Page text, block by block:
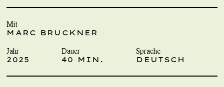
Mit
MARC BRUCKNER
Jahr
2025
Dauer
40 MIN.
Sprache
DEUTSCH